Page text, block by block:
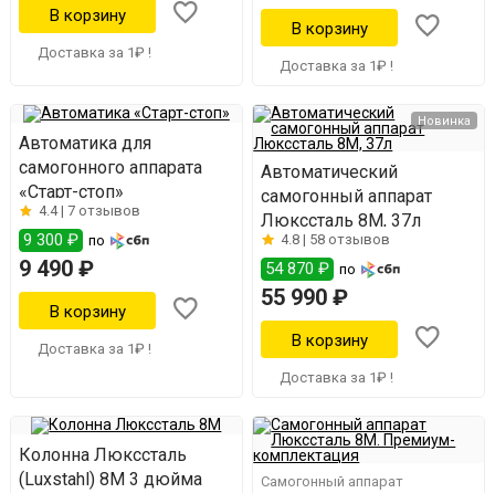
Доставка за 1₽ !
Доставка за 1₽ !
Автоматика для
самогонного аппарата
«Старт-стоп»
4.4 | 7 отзывов
9 300 ₽ по
9 490 ₽
Доставка за 1₽ !
Новинка
Автоматический
самогонный аппарат
Люкссталь 8М, 37л
4.8 | 58 отзывов
54 870 ₽ по
55 990 ₽
Доставка за 1₽ !
Колонна Люкссталь
(Luxstahl) 8М 3 дюйма
Самогонный аппарат